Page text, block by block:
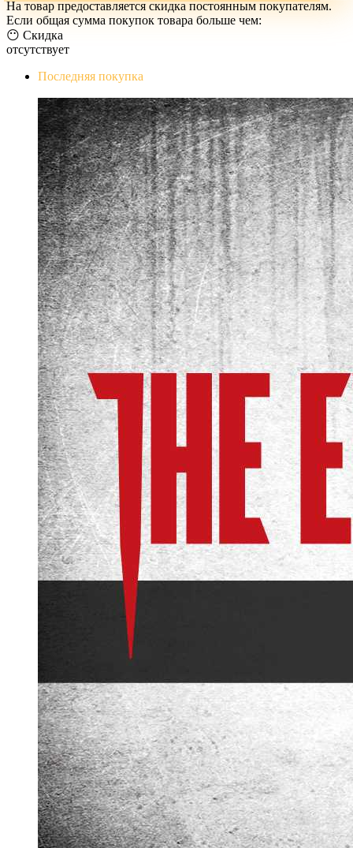
На товар предоставляется скидка постоянным покупателям.
Если общая сумма покупок товара больше чем:
😶 Скидка
отсутствует
Последняя покупка